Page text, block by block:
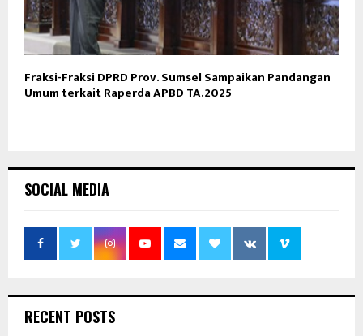
Fraksi-Fraksi DPRD Prov. Sumsel Sampaikan Pandangan
Umum terkait Raperda APBD TA.2025
SOCIAL MEDIA
RECENT POSTS